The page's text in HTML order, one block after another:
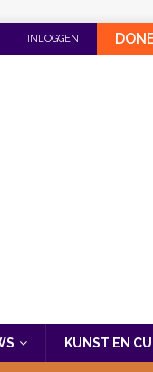
INLOGGEN
KUNST EN